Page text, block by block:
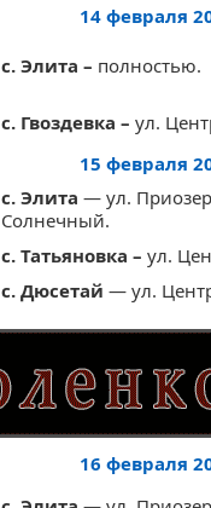
14 февраля
с. Элита – полностью.
с. Гвоздевка – ул.
15 февраля
с. Элита — ул.
Солнечный.
с. Татьяновка – ул.
с. Дюсетай — ул.
16 февраля